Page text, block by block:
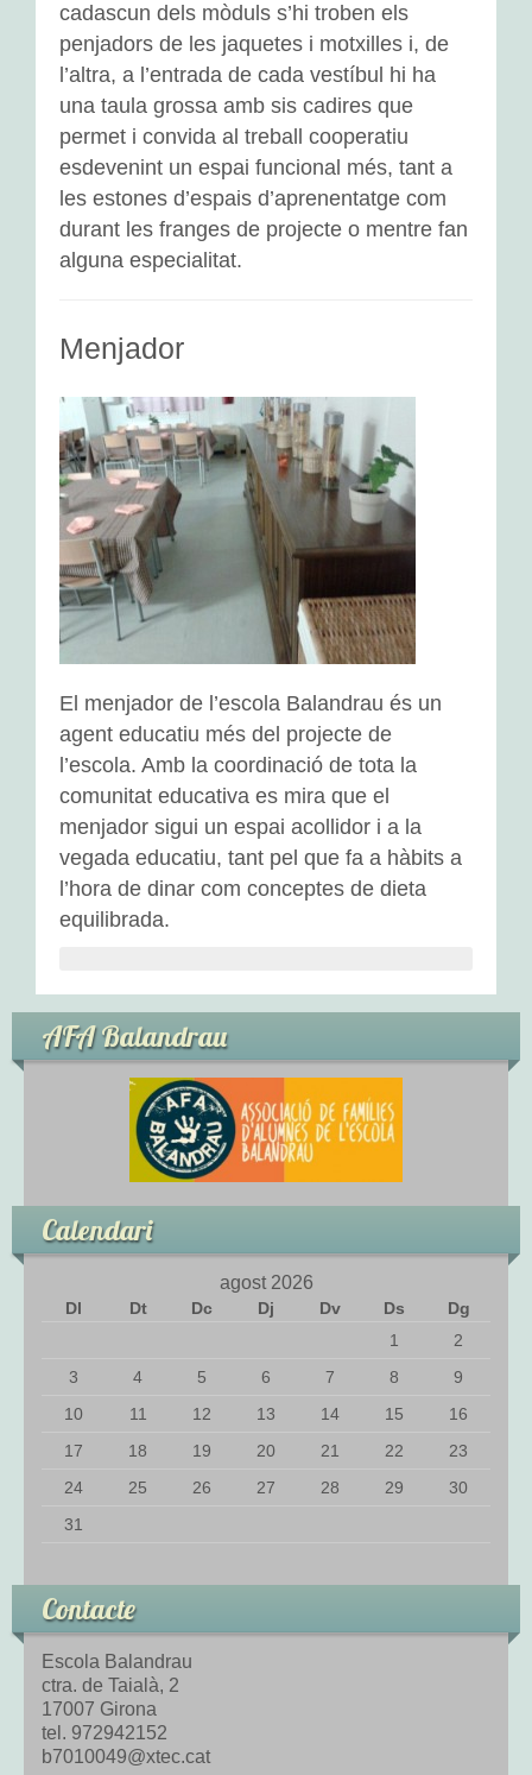
cadascun dels mòduls s’hi troben els
penjadors de les jaquetes i motxilles i, de
l’altra, a l’entrada de cada vestíbul hi ha
una taula grossa amb sis cadires que
permet i convida al treball cooperatiu
esdevenint un espai funcional més, tant a
les estones d’espais d’aprenentatge com
durant les franges de projecte o mentre fan
alguna especialitat.
Menjador
El menjador de l’escola Balandrau és un
agent educatiu més del projecte de
l’escola. Amb la coordinació de tota la
comunitat educativa es mira que el
menjador sigui un espai acollidor i a la
vegada educatiu, tant pel que fa a hàbits a
l’hora de dinar com conceptes de dieta
equilibrada.
AFA Balandrau
Calendari
agost 2026
Dl Dt Dc Dj Dv Ds
Dg
1
2
3
4 5 6 7 8
9
10
11 12 13 14 15
16
17
18 19 20 21 22
23
24
25 26 27 28 29
30
31
Contacte
Escola Balandrau
ctra. de Taialà, 2
17007 Girona
tel. 972942152
b7010049@xtec.cat